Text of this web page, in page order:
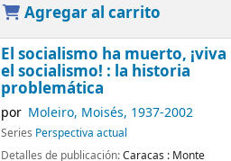
Agregar al carrito
El socialismo ha muerto, ¡viva
el socialismo! : la historia
problemática
por Moleiro, Moisés, 1937-2002
Series Perspectiva actual
Detalles de publicación:Caracas : Monte